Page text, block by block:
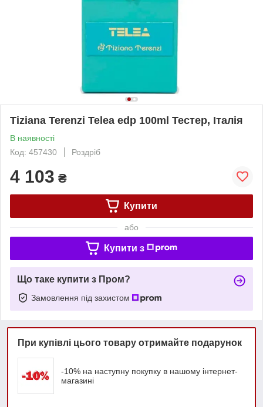
Tiziana Terenzi Telea edp 100ml Тестер, Італія
В наявності
Код: 457430
Роздріб
4 103 ₴
Купити
або
Купити з
Що таке купити з Пром?
Замовлення під захистом
При купівлі цього товару отримайте подарунок
-10% на наступну покупку в нашому інтернет-
магазині